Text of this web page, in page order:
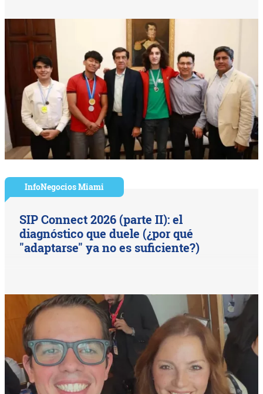
InfoNegocios Miami
SIP Connect 2026 (parte II): el
diagnóstico que duele (¿por qué
"adaptarse" ya no es suficiente?)